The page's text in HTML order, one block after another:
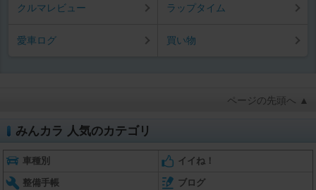
クルマレビュー ラップタイム
愛車ログ 買い物
ページの先頭へ ▲
みんカラ 人気のカテゴリ
車種別 イイね！
整備手帳 ブログ